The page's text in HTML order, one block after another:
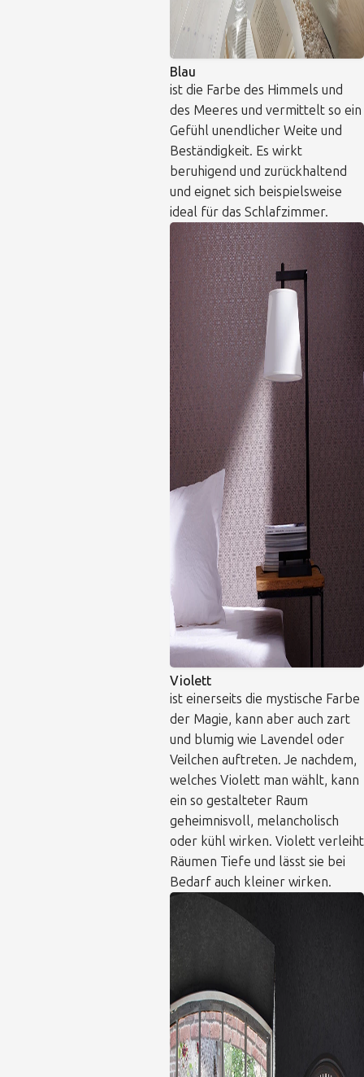
Blau
ist die Farbe des Himmels und
des Meeres und vermittelt so ein
Gefühl unendlicher Weite und
Beständigkeit. Es wirkt
beruhigend und zurückhaltend
und eignet sich beispielsweise
ideal für das Schlafzimmer.
Violett
ist einerseits die mystische Farbe
der Magie, kann aber auch zart
und blumig wie Lavendel oder
Veilchen auftreten. Je nachdem,
welches Violett man wählt, kann
ein so gestalteter Raum
geheimnisvoll, melancholisch
oder kühl wirken. Violett verleiht
Räumen Tiefe und lässt sie bei
Bedarf auch kleiner wirken.